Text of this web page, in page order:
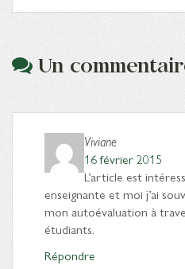
Un
Viviane
16 février 2015
L’article est
enseignante et moi j’ai
mon autoévaluation à
étudiants.
Répondre